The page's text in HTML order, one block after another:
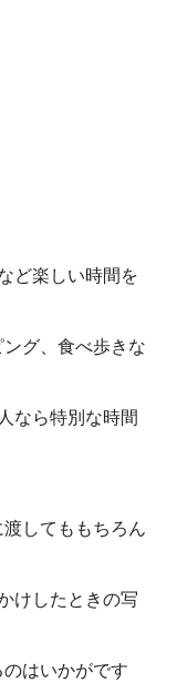
ど楽しい時間を
グ、食べ歩きな
なら特別な時間
してももちろん
けしたときの写
はいかがです